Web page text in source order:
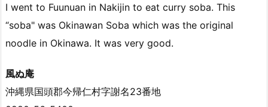
I went to Fuunuan in Nakijin to eat curry soba. This
“soba" was Okinawan Soba which was the original
noodle in Okinawa. It was very good.
風ぬ庵
沖縄県国頭郡今帰仁村字謝名23番地